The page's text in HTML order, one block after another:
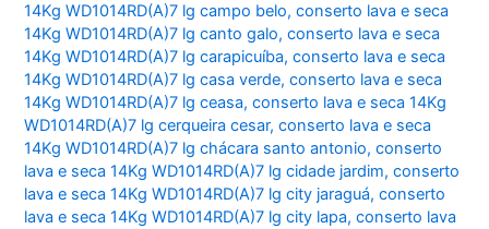
14Kg WD1014RD(A)7 lg campo belo,conserto lava e seca
14Kg WD1014RD(A)7 lg canto galo,conserto lava e seca
14Kg WD1014RD(A)7 lg carapicuíba,conserto lava e seca
14Kg WD1014RD(A)7 lg casa verde,conserto lava e seca
14Kg WD1014RD(A)7 lg ceasa,conserto lava e seca 14Kg
WD1014RD(A)7 lg cerqueira cesar,conserto lava e seca
14Kg WD1014RD(A)7 lg chácara santo antonio,conserto
lava e seca 14Kg WD1014RD(A)7 lg cidade jardim,conserto
lava e seca 14Kg WD1014RD(A)7 lg city jaraguá,conserto
lava e seca 14Kg WD1014RD(A)7 lg city lapa,conserto lava